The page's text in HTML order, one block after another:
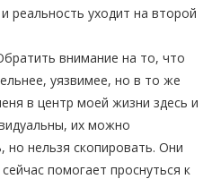
уходит на второй
внимание на то, что
уязвимее, но в то же
в центр моей жизни здесь и
их можно
нельзя скопировать. Они
помогает проснуться к